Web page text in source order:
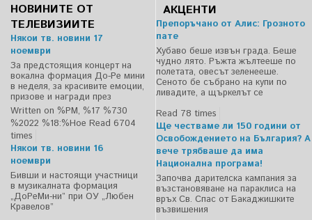
НОВИНИТЕ ОТ
ТЕЛЕВИЗИИТЕ
Някои тв. новини 17
ноември
За предстоящия концерт на
вокална формация До-Ре мини
в неделя, за красивите емоции,
призове и награди през
Written on %PM, %17 %730
%2022 %18:%Ное Read 6704
times
Някои тв. новини 16
ноември
Бивши и настоящи участници
в музикалната формация
„ДоРеМи-ни” при ОУ „Любен
Кравелов”
АКЦЕНТИ
Препоръчано от Алис: Грозното
пате
Хубаво беше извън града. Беше
чудно лято. Ръжта жълтееше по
полетата, овесът зеленееше.
Сеното бе събрано на купи по
ливадите, а щъркелът се
Read 78 times
Ще честваме ли 150 години от
Освобождението на България? А
вече трябваше да има
Национална програма!
Започва дарителска кампания за
възстановяване на параклиса на
връх Св. Спас от Бакаджишките
възвишения